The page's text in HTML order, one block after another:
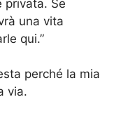
privata. Se
una vita
qui.”
perché la mia
via.